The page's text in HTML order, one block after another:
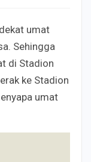
umat
Sehingga
di Stadion
ke Stadion
umat